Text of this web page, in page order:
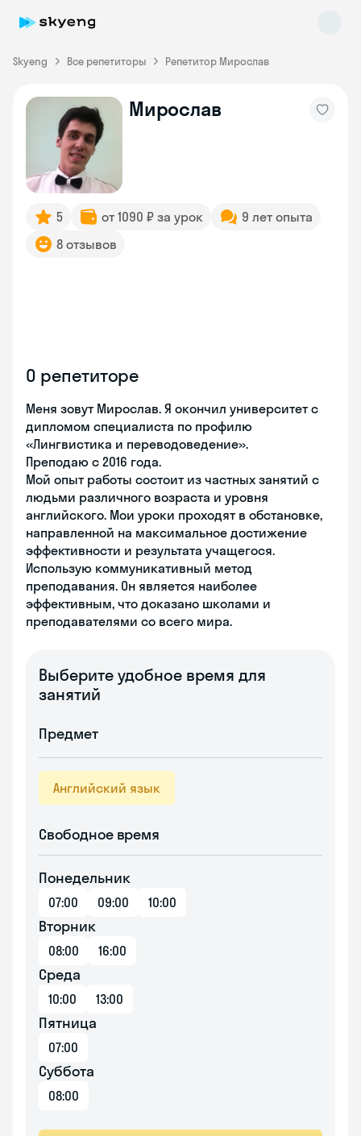
Skyeng Все репетиторы Репетитор Мирослав
Мирослав
5 от 1090 ₽ за урок
9 лет опыта
8 отзывов
О репетиторе
Меня зовут Мирослав. Я окончил университет с
дипломом специалиста по профилю
«Лингвистика и переводоведение».
Преподаю с 2016 года.
Мой опыт работы состоит из частных занятий с
людьми различного возраста и уровня
английского. Мои уроки проходят в обстановке,
направленной на максимальное достижение
эффективности и результата учащегося.
Использую коммуникативный метод
преподавания. Он является наиболее
эффективным, что доказано школами и
преподавателями со всего мира.
Выберите удобное время для
занятий
Предмет
Английский язык
Свободное время
Понедельник
07:00 09:00 10:00
Вторник
08:00 16:00
Среда
10:00 13:00
Пятница
07:00
Суббота
08:00
Skyeng Chat
online